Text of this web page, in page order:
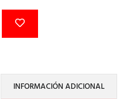
INFORMACIÓN ADICIONAL